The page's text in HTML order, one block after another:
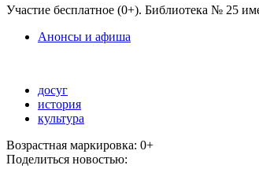
Участие бесплатное (0+). Библиотека № 25
Анонсы и афиша
досуг
история
культура
Возрастная маркировка: 0+
Поделиться новостью: